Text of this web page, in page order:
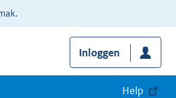
Inloggen
Help